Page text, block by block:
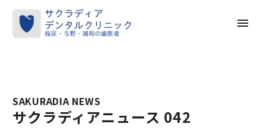
SAKURADIA NEWS
サクラディアニュース 042